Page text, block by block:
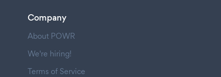
Company
About POWR
We're hiring!
Terms of Service